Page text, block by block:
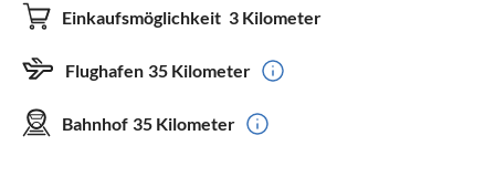
Einkaufsmöglichkeit 3 Kilometer
Flughafen 35 Kilometer
Bahnhof 35 Kilometer